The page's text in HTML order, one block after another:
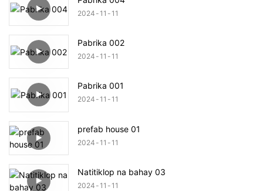
2024 11 11
Pabrika 002
2024 11 11
Pabrika 001
2024 11 11
prefab house 01
2024 11 11
Natitiklop na bahay 03
2024 11 11